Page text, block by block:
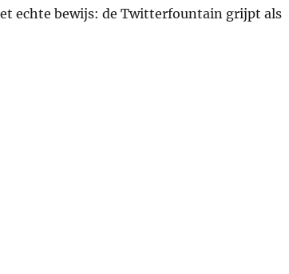
echte bewijs: de Twitterfountain grijpt als